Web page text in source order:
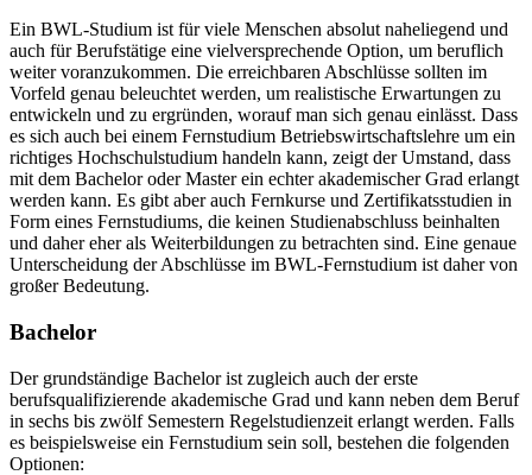
Ein BWL-Studium ist für viele Menschen absolut naheliegend und
auch für Berufstätige eine vielversprechende Option, um beruflich
weiter voranzukommen. Die erreichbaren Abschlüsse sollten im
Vorfeld genau beleuchtet werden, um realistische Erwartungen zu
entwickeln und zu ergründen, worauf man sich genau einlässt. Dass
es sich auch bei einem Fernstudium Betriebswirtschaftslehre um ein
richtiges Hochschulstudium handeln kann, zeigt der Umstand, dass
mit dem Bachelor oder Master ein echter akademischer Grad erlangt
werden kann. Es gibt aber auch Fernkurse und Zertifikatsstudien in
Form eines Fernstudiums, die keinen Studienabschluss beinhalten
und daher eher als Weiterbildungen zu betrachten sind. Eine genaue
Unterscheidung der Abschlüsse im BWL-Fernstudium ist daher von
großer Bedeutung.
Bachelor
Der grundständige Bachelor ist zugleich auch der erste
berufsqualifizierende akademische Grad und kann neben dem Beruf
in sechs bis zwölf Semestern Regelstudienzeit erlangt werden. Falls
es beispielsweise ein Fernstudium sein soll, bestehen die folgenden
Optionen: